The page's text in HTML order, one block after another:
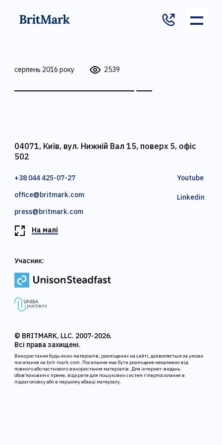
серпень 2016 року 2539
04071, Київ, вул. Нижній Вал 15, поверх 5, офіс
502
+38 044 425-07-27
office@britmark.com
press@britmark.com
Youtube
Linkedin
На мапі
© BRITMARK, LLC. 2007-2026.
Всі права захищені.
Використання будь-яких матеріалів, розміщених на сайті, дозволяється за умови
посилання на brit-mark.com. Посилання має бути розміщене незалежно від
повного або часткового використання матеріалів. Для інтернет-видань
обов'язковим є пряме, відкрите для пошукових систем гіперпосилання в
підзаголовку або в першому абзаці матеріалу.
Учасник: